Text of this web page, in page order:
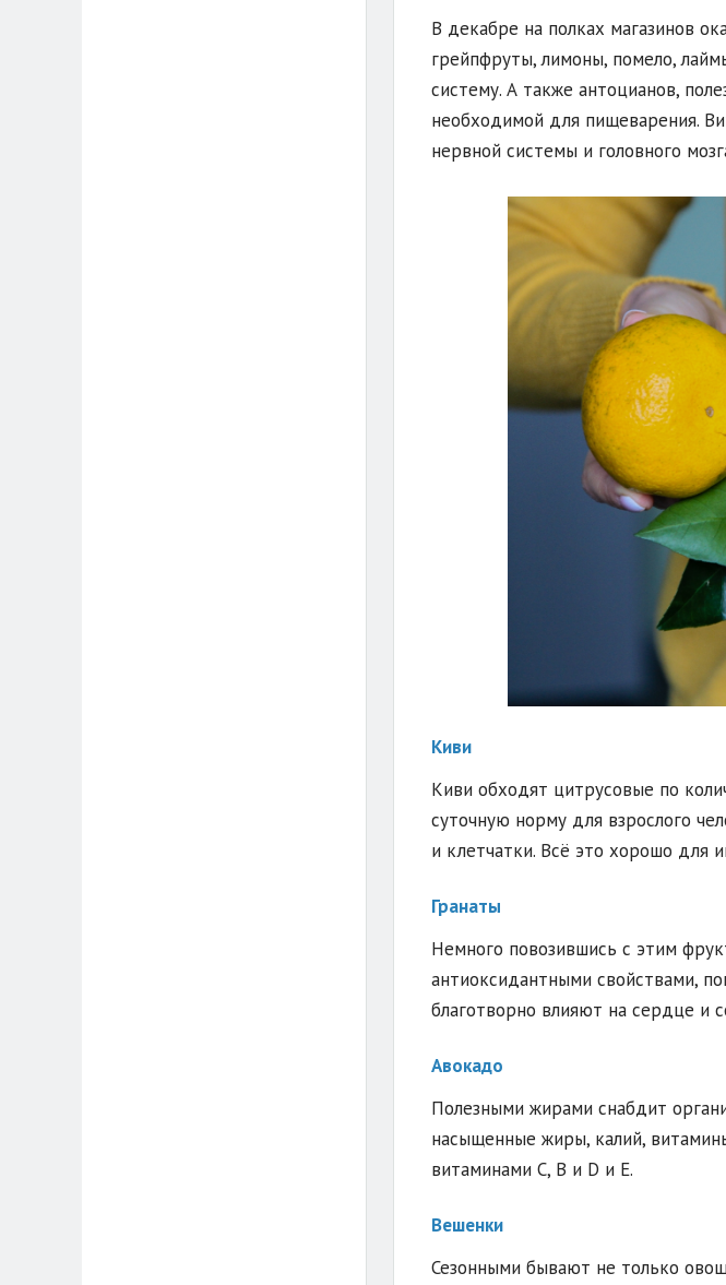
В декабре на полках магазинов
грейпфруты, лимоны, помело,
систему. А также антоцианов,
необходимой для пищеварения.
нервной системы и головного
Киви
Киви обходят цитрусовые по
суточную норму для взрослого
и клетчатки. Всё это хорошо для
Гранаты
Немного повозившись с этим
антиоксидантными свойствами,
благотворно влияют на сердце и
Авокадо
Полезными жирами снабдит
насыщенные жиры, калий,
витаминами С, В и D и Е.
Вешенки
Сезонными бывают не только